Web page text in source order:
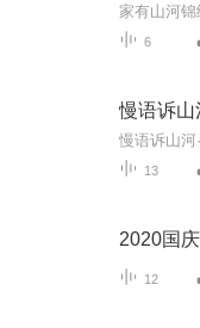
6
慢语诉山
13
2020国
12